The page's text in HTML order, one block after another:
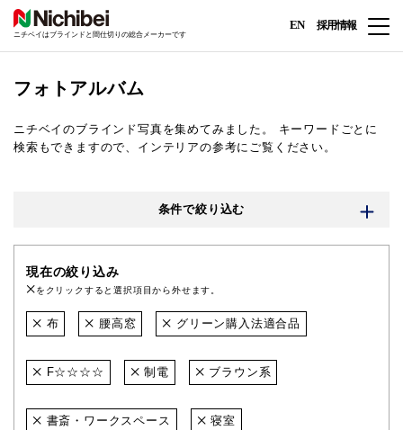
ニチベイはブラインドと間仕切りの総合メーカーです
EN 採用情報
フォトアルバム
ニチベイのブラインド写真を集めてみました。
キーワードごとに
検索もできますので、インテリアの参考にご覧ください。
条件で絞り込む
現在の絞り込み
をクリックすると選択項目から外せます。
布 腰高窓 グリーン購入法適合品
F☆☆☆☆ 制電 ブラウン系
書斎・ワークスペース 寝室